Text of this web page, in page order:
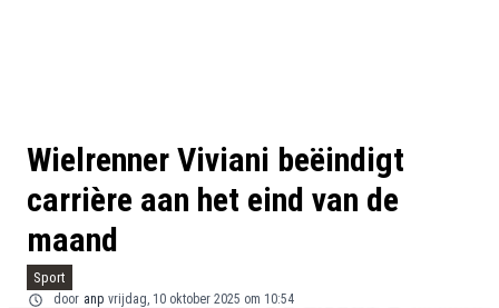
Wielrenner Viviani beëindigt
carrière aan het eind van de
maand
Sport
door anp vrijdag, 10 oktober 2025 om 10:54